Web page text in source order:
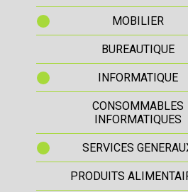
MOBILIER
BUREAUTIQUE
INFORMATIQUE
CONSOMMABLES
INFORMATIQUES
SERVICES
PRODUITS